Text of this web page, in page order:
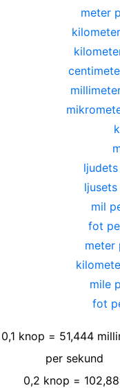
meter
mil
fot
meter
mile
fot
0,1 knop = 51,444
per sekund
0,2 knop =